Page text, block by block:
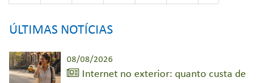
ÚLTIMAS NOTÍCIAS
08/08/2026
Internet no exterior: quanto custa de